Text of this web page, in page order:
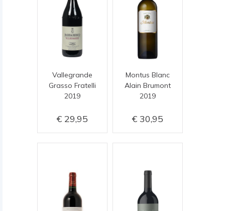
Vallegrande
Grasso Fratelli
2019
29,95
Montus Blanc
Alain Brumont
2019
30,95